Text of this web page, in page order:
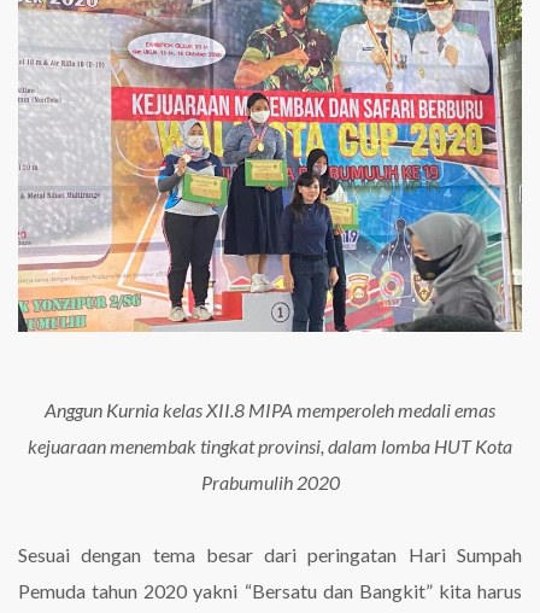
Anggun Kurnia kelas XII.8 MIPA memperoleh medali emas
kejuaraan menembak tingkat provinsi, dalam lomba HUT Kota
Prabumulih 2020
Sesuai dengan tema besar dari peringatan Hari Sumpah
Pemuda tahun 2020 yakni “Bersatu dan Bangkit” kita harus